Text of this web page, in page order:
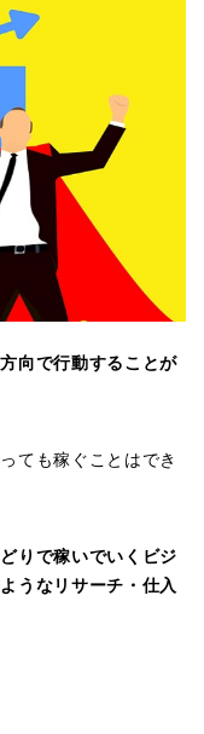
向で行動することが
ても稼ぐことはでき
りで稼いでいくビジ
うなリサーチ・仕入